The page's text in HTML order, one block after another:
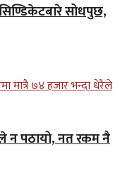
सोधपुछ,
न पठायो, नत रकम नै